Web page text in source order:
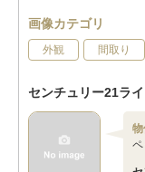
画像カテゴリ
外観 間取り
センチュリー21ラ
物